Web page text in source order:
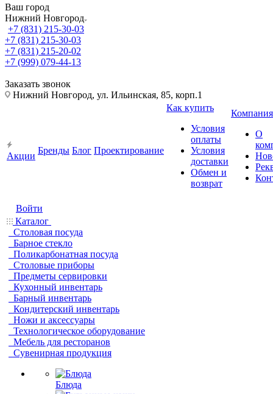
Ваш город
Нижний Новгород
+7 (831) 215-30-03
+7 (831) 215-30-03
+7 (831) 215-20-02
+7 (999) 079-44-13
Заказать звонок
Нижний Новгород, ул. Ильинская, 85, корп.1
Акции
Бренды Блог Проектирование
Как купить
Условия
оплаты
Условия
доставки
Обмен и
возврат
Компания
О
Войти
Каталог
Столовая посуда
Барное стекло
Поликарбонатная посуда
Столовые приборы
Предметы сервировки
Кухонный инвентарь
Барный инвентарь
Кондитерский инвентарь
Ножи и аксессуары
Технологическое оборудование
Мебель для ресторанов
Сувенирная продукция
Блюда